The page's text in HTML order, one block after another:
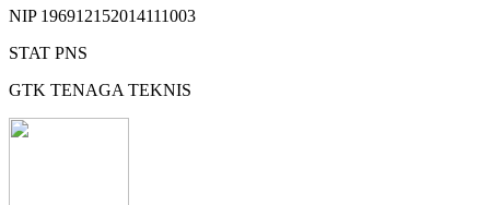
NIP 196912152014111003
STAT PNS
GTK TENAGA TEKNIS